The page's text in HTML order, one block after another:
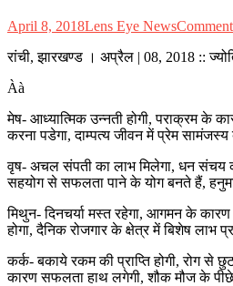
April 8, 2018Lens Eye News
रांची, झारखण्ड । अप्रैल | 08, 2018 ::
Àà
मेष- आध्यात्मिक उन्नती होगी, पराक्रम के
करना पडेगा, दाम्पत्य जीवन में प्रेम सामंजस्य
वृष- अचल संपती का लाभ मिलेगा, धन संचय
सहयोग से सफलता पाने के योग बनते हैं,
मिथुन- दिनचर्या मस्त रहेगा, आगमन के कारण
होगा, दैनिक रोजगार के क्षेत्र में बिशेष लाभ
कर्क- बकाये रकम की प्राप्ति होगी, रोग से
कारण सफलता हाथ लगेगी, शौक मौज के पीछे